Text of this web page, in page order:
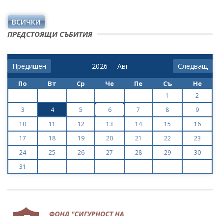
ВСИЧКИ
ПРЕДСТОЯЩИ СЪБИТИЯ
Предишен Следващ
По Вт Ср Че Пе Съ Не
1
2
3
4 5 6 7 8
9
10
11 12 13 14 15
16
17
18 19 20 21 22
23
24
25 26 27 28 29
30
31